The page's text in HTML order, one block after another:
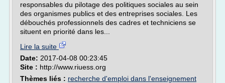
responsables du pilotage des politiques sociales au sein
des organismes publics et des entreprises sociales. Les
débouchés professionnels des cadres et techniciens se
situent en priorité dans les...
Lire la suite
Date: 2017-04-08 00:23:45
Site : http://www.riuess.org
Thèmes liés : recherche d'emploi dans l'enseignement